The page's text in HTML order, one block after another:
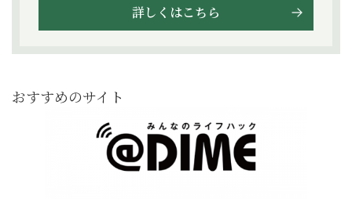
詳しくはこちら
おすすめのサイト